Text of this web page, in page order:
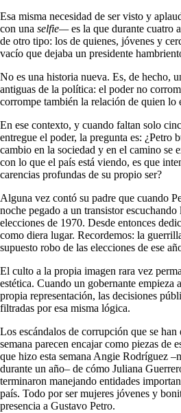
Esa misma necesidad de ser visto y
con una selfie—es la que durante cuatro
de otro tipo: los de quienes, jóvenes y
vacío que dejaba un presidente
No es una historia nueva. Es, de hecho,
antiguas de la política: el poder no
corrompe también la relación de quien lo
En ese contexto, y cuando faltan solo
entregue el poder, la pregunta es: ¿Petro
cambio en la sociedad y en el camino se
con lo que el país está viendo, es que
carencias profundas de su propio ser?
Alguna vez contó su padre que cuando
noche pegado a un transistor escuchando
elecciones de 1970. Desde entonces
como diera lugar. Recordemos: la
supuesto robo de las elecciones de ese
El culto a la propia imagen rara vez
estética. Cuando un gobernante empieza
propia representación, las decisiones
filtradas por esa misma lógica.
Los escándalos de corrupción que se han
semana parecen encajar como piezas de
que hizo esta semana Angie Rodríguez
durante un año– de cómo Juliana
terminaron manejando entidades
país. Todo por ser mujeres jóvenes y
presencia a Gustavo Petro.